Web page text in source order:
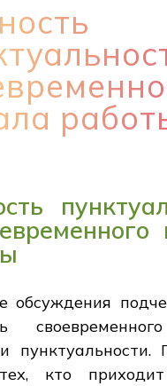
обсуждения
пунктуальности.
кто